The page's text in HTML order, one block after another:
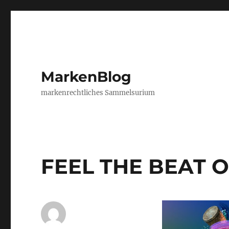
MarkenBlog
markenrechtliches Sammelsurium
FEEL THE BEAT